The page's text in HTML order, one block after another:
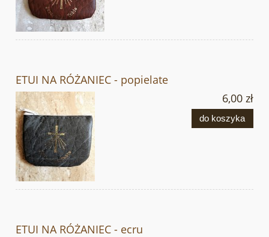
ETUI NA RÓŻANIEC - popielate
6,00 zł
do koszyka
ETUI NA RÓŻANIEC - ecru